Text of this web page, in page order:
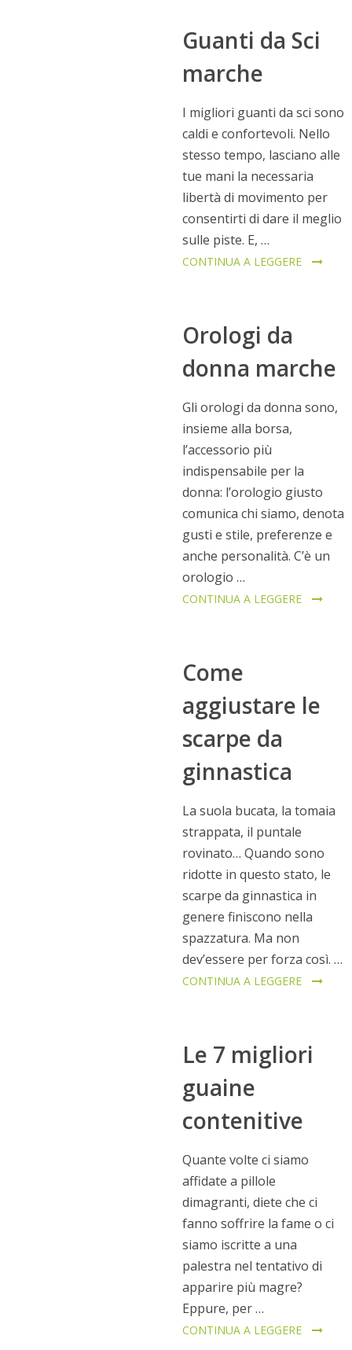
Guanti da Sci
marche
I migliori guanti da sci sono
caldi e confortevoli. Nello
stesso tempo, lasciano alle
tue mani la necessaria
libertà di movimento per
consentirti di dare il meglio
sulle piste. E, …
CONTINUA A LEGGERE
Orologi da
donna marche
Gli orologi da donna sono,
insieme alla borsa,
l’accessorio più
indispensabile per la
donna: l’orologio giusto
comunica chi siamo, denota
gusti e stile, preferenze e
anche personalità. C’è un
orologio …
CONTINUA A LEGGERE
Come
aggiustare le
scarpe da
ginnastica
La suola bucata, la tomaia
strappata, il puntale
rovinato… Quando sono
ridotte in questo stato, le
scarpe da ginnastica in
genere finiscono nella
spazzatura. Ma non
dev’essere per forza così. …
CONTINUA A LEGGERE
Le 7 migliori
guaine
contenitive
Quante volte ci siamo
affidate a pillole
dimagranti, diete che ci
fanno soffrire la fame o ci
siamo iscritte a una
palestra nel tentativo di
apparire più magre?
Eppure, per …
CONTINUA A LEGGERE